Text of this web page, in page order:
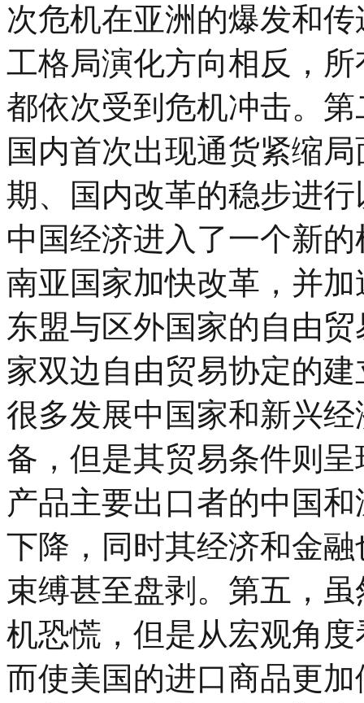
次危机在亚洲的爆发和
工格局演化方向相反，
都依次受到危机冲击。
国内首次出现通货紧缩
期、国内改革的稳步进
中国经济进入了一个新
南亚国家加快改革，并
东盟与区外国家的自由
家双边自由贸易协定的
很多发展中国家和新兴
备，但是其贸易条件则
产品主要出口者的中国
下降，同时其经济和金
束缚甚至盘剥。第五，
机恐慌，但是从宏观角
而使美国的进口商品更